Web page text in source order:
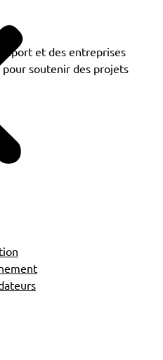
sport et des entreprises
pour soutenir des projets